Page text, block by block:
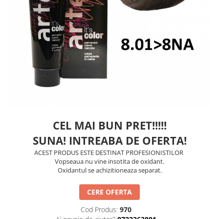
Balsam de par
Ceara de par si gel
Accesorii par
Cosmetice profesionale
Sampon de par
Tratamente si masca de par
Vopsea de par si oxidant
Balsam de par
Geluri de dus
Deodorante si antiperspirante
Lotiuni si creme de corp
Spuma si saruri de baie
CEL MAI BUN PRET!!!!!
SUNA! INTREABA DE OFERTA!
ACEST PRODUS ESTE DESTINAT PROFESIONISTILOR
Vopseaua nu vine insotita de oxidant.
Oxidantul se achizitioneaza separat.
CERE OFERTA
Cod Produs: 970